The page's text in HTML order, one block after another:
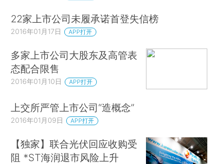
22家上市公司未履承诺首登失信榜
2016年01月17日 APP打开
多家上市公司大股东及高管表
态配合限售
2016年01月10日 APP打开
上交所严管上市公司“造概念”
2016年01月09日 APP打开
【独家】联合光伏回应收购受
阻 *ST海润退市风险上升